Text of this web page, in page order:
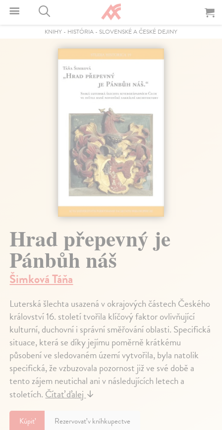
KNIHY - HISTÓRIA - SLOVENSKÉ A ČESKÉ DEJINY
Hrad přepevný je
Pánbůh náš
Šimková Táňa
Luterská šlechta usazená v okrajových částech Českého
království 16. století tvořila klíčový faktor ovlivňující
kulturní, duchovní i správní směřování oblasti. Specifická
situace, která se díky jejímu poměrně krátkému
působení ve sledovaném území vytvořila, byla natolik
specifická, že vzbuzovala pozornost již ve své době a
tento zájem neutichal ani v následujících letech a
stoletích. Čítať ďalej ↓
Kúpiť Rezervovať v kníhkupectve